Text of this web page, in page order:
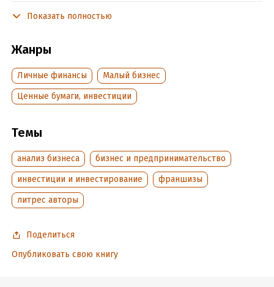
позволят принять обдуманное решение и стать владельцем
Подробная информация
Дата написания:17 января 2019
Объем:43036
Дата поступления:
Время на чтение: 1ч.
Показать полностью
Жанры
Личные финансы
Малый бизнес
Ценные бумаги, инвестиции
Темы
анализ бизнеса
бизнес и предпринимательство
инвестиции и инвестирование
франшизы
литрес авторы
Поделиться
Опубликовать свою книгу